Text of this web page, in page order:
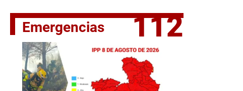
II Vuelta Ciclista CLM LEADER
Emergencias 112